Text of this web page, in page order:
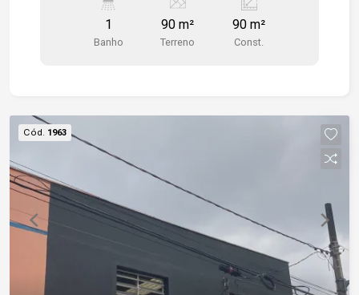
praça do canhão - a 11 minutos do Terminal Santo
1
Banho
90 m²
Terreno
90 m²
Const.
Cód. 1963